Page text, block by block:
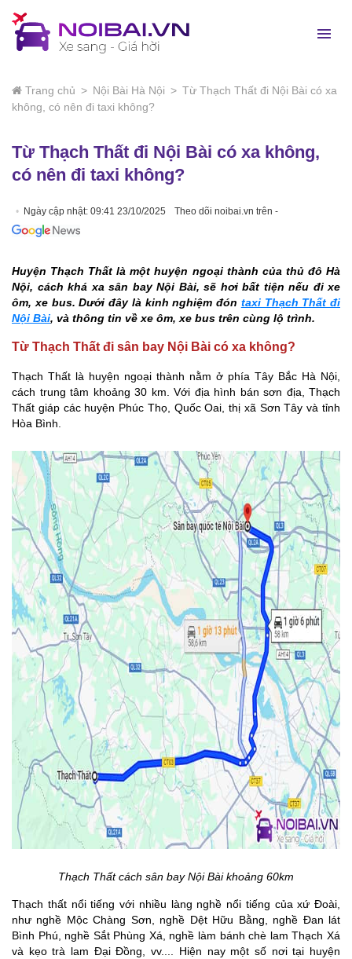
Trang chủ > Nội Bài Hà Nội > Từ Thạch Thất đi Nội Bài có xa
không, có nên đi taxi không?
Từ Thạch Thất đi Nội Bài có xa không,
có nên đi taxi không?
Ngày cập nhật: 09:41 23/10/2025 Theo dõi noibai.vn trên -
Huyện Thạch Thất là một huyện ngoại thành của thủ đô Hà
Nội, cách khá xa sân bay Nội Bài, sẽ hơi bất tiện nếu đi xe
ôm, xe bus. Dưới đây là kinh nghiệm đón taxi Thạch Thất đi
Nội Bài, và thông tin về xe ôm, xe bus trên cùng lộ trình.
Từ Thạch Thất đi sân bay Nội Bài có xa không?
Thạch Thất là huyện ngoại thành nằm ở phía Tây Bắc Hà Nội,
cách trung tâm khoảng 30 km. Với địa hình bán sơn địa, Thạch
Thất giáp các huyện Phúc Thọ, Quốc Oai, thị xã Sơn Tây và tỉnh
Hòa Bình.
Thạch Thất cách sân bay Nội Bài khoảng 60km
Thạch thất nổi tiếng với nhiều làng nghề nổi tiếng của xứ Đoài,
như nghề Mộc Chàng Sơn, nghề Dệt Hữu Bằng, nghề Đan lát
Bình Phú, nghề Sắt Phùng Xá, nghề làm bánh chè lam Thạch Xá
và kẹo trà lam Đại Đồng, vv.... Hiện nay một số nơi tại huyện